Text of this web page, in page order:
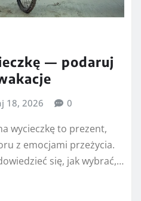
— podaruj
18, 2026 0
wycieczkę to prezent,
z emocjami przeżycia.
się, jak wybrać,…